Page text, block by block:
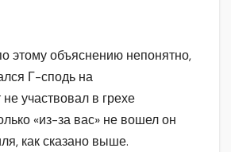
этому объяснению непонятно,
Г-сподь на
участвовал в грехе
«из-за вас» не вошел он
как сказано выше.